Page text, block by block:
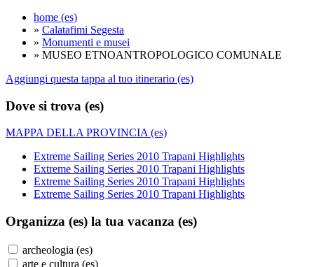
home (es)
» Calatafimi Segesta
» Monumenti e musei
» MUSEO ETNOANTROPOLOGICO COMUNALE
Aggiungi questa tappa al tuo itinerario (es)
Dove si trova (es)
MAPPA DELLA PROVINCIA (es)
Extreme Sailing Series 2010 Trapani Highlights
Extreme Sailing Series 2010 Trapani Highlights
Extreme Sailing Series 2010 Trapani Highlights
Extreme Sailing Series 2010 Trapani Highlights
Organizza (es) la tua vacanza (es)
archeologia (es)
arte e cultura (es)